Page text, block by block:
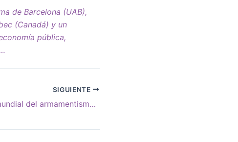
de Barcelona (UAB),
(Canadá) y un
pública,
SIGUIENTE
Presencia mundial del armamentismo israelí